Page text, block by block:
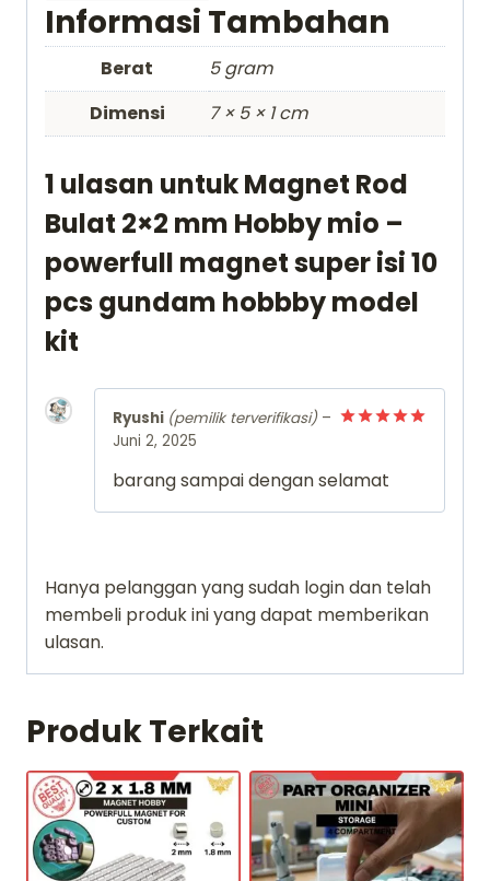
Informasi Tambahan
Berat
5 gram
Dimensi
7 × 5 × 1 cm
1 ulasan untukMagnet Rod
Bulat 2×2 mm Hobby mio –
powerfull magnet super isi 10
pcs gundam hobbby model
kit
Ryushi (pemilik terverifikasi) –
Juni 2, 2025
barang sampai dengan selamat
Hanya pelanggan yang sudah login dan telah
membeli produk ini yang dapat memberikan
ulasan.
Produk Terkait